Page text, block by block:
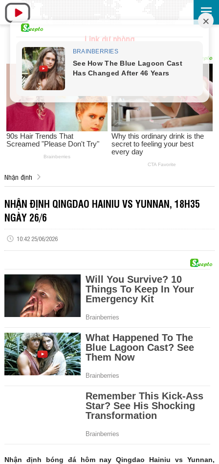
Link dự phòng
Nhận định
NHẬN ĐỊNH QINGDAO HAINIU VS YUNNAN, 18H35
NGÀY 26/6
10:42 25/06/2026
Nhận định bóng đá hôm nay Qingdao Hainiu vs Yunnan,